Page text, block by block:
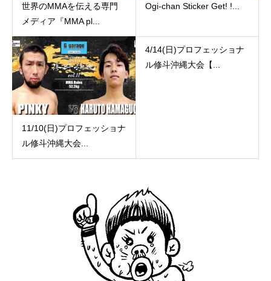
世界のMMAを伝える専門
メディア『MMA pl...
Ogi-chan Sticker Get! !...
11/10(日)プロフェッショナ
ル修斗沖縄大会...
4/14(日)プロフェッショナ
ル修斗沖縄大会【...